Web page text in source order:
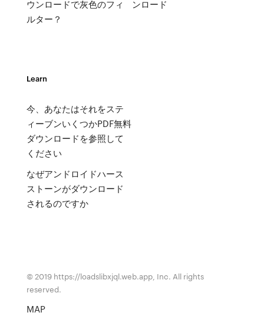
ウンロードで灰色のフィ
ルター？
ンロード
Learn
今、あなたはそれをステ
ィーブンいくつかPDF無料
ダウンロードを参照して
ください
なぜアンドロイドハース
ストーンがダウンロード
されるのですか
© 2019 https://loadslibxjql.web.app, Inc. All rights
reserved.
MAP